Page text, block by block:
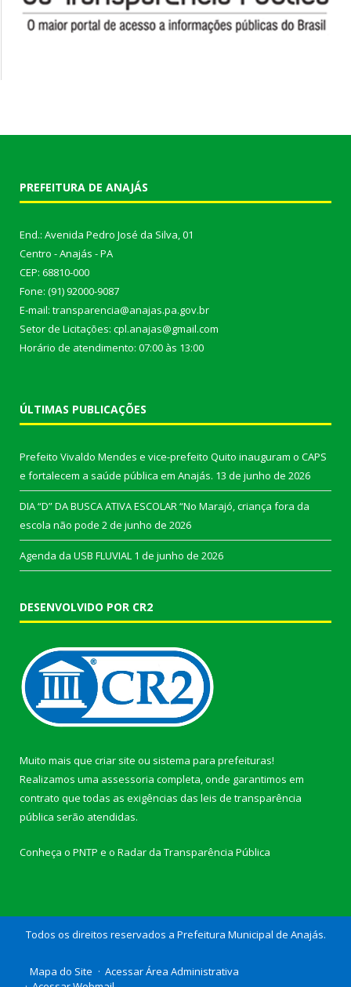
PREFEITURA DE ANAJÁS
End.: Avenida Pedro José da Silva, 01
Centro - Anajás - PA
CEP: 68810-000
Fone: (91) 92000-9087
E-mail: transparencia@anajas.pa.gov.br
Setor de Licitações: cpl.anajas@gmail.com
Horário de atendimento: 07:00 às 13:00
ÚLTIMAS PUBLICAÇÕES
Prefeito Vivaldo Mendes e vice-prefeito Quito inauguram o CAPS
e fortalecem a saúde pública em Anajás. 13 de junho de 2026
DIA “D” DA BUSCA ATIVA ESCOLAR “No Marajó, criança fora da
escola não pode 2 de junho de 2026
Agenda da USB FLUVIAL 1 de junho de 2026
DESENVOLVIDO POR CR2
Muito mais que criar site ou sistema para prefeituras!
Realizamos uma assessoria completa, onde garantimos em
contrato que todas as exigências das leis de transparência
pública serão atendidas.
Conheça o PNTP e o Radar da Transparência Pública
Todos os direitos reservados a Prefeitura Municipal de Anajás.
Mapa do Site
Acessar Área Administrativa